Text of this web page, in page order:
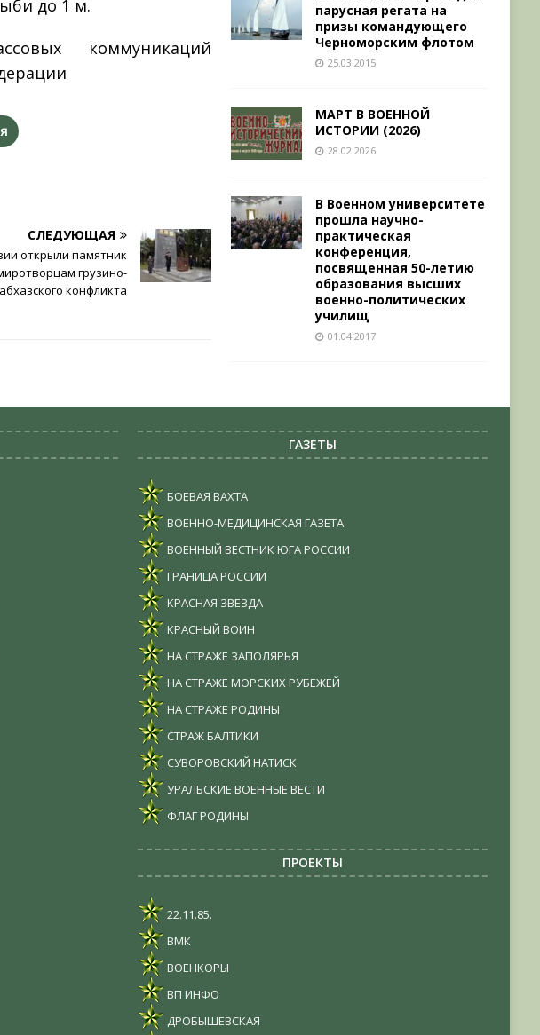
до 1 м.
коммуникаций
СЛЕДУЮЩАЯ
открыли памятник
грузино-
абхазского конфликта
парусная регата на
призы командующего
Черноморским флотом
25.03.2015
МАРТ В ВОЕННОЙ
ИСТОРИИ (2026)
28.02.2026
В Военном университете
прошла научно-
практическая
конференция,
посвященная 50-летию
образования высших
военно-политических
училищ
01.04.2017
ГАЗЕТЫ
БОЕВАЯ ВАХТА
ВОЕННО-МЕДИЦИНСКАЯ ГАЗЕТА
ВОЕННЫЙ ВЕСТНИК ЮГА РОССИИ
ГРАНИЦА РОССИИ
КРАСНАЯ ЗВЕЗДА
КРАСНЫЙ ВОИН
НА СТРАЖЕ ЗАПОЛЯРЬЯ
НА СТРАЖЕ МОРСКИХ РУБЕЖЕЙ
НА СТРАЖЕ РОДИНЫ
СТРАЖ БАЛТИКИ
СУВОРОВСКИЙ НАТИСК
УРАЛЬСКИЕ ВОЕННЫЕ ВЕСТИ
ФЛАГ РОДИНЫ
ПРОЕКТЫ
22.11.85.
ВМК
ВОЕНКОРЫ
ВП ИНФО
ДРОБЫШЕВСКАЯ